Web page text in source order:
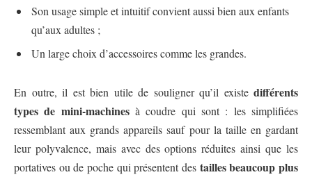
Son usage simple et intuitif convient aussi bien aux enfants
qu’aux adultes ;
Un large choix d’accessoires comme les grandes.
En outre, il est bien utile de souligner qu’il existe différents
types de mini-machinesà coudre qui sont : les simplifiées
ressemblant aux grands appareils sauf pour la taille en gardant
leur polyvalence, mais avec des options réduites ainsi que les
portatives ou de poche qui présentent des tailles beaucoup plus